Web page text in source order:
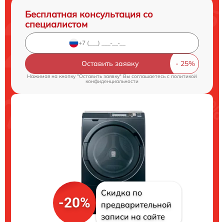
Бесплатная консультация со
специалистом
Оставить заявку
Нажимая на кнопку "Оставить заявку" Вы соглашаетесь cполитикой
конфиденциальности
-20%
Скидка по
предварительной
записи на сайте